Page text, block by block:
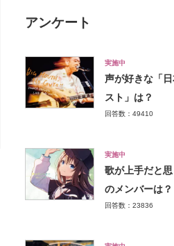
から）
アンケート
実施中
声が好きな「
スト」は？
回答数：49410
実施中
歌が上手だと
のメンバーは？
回答数：23836